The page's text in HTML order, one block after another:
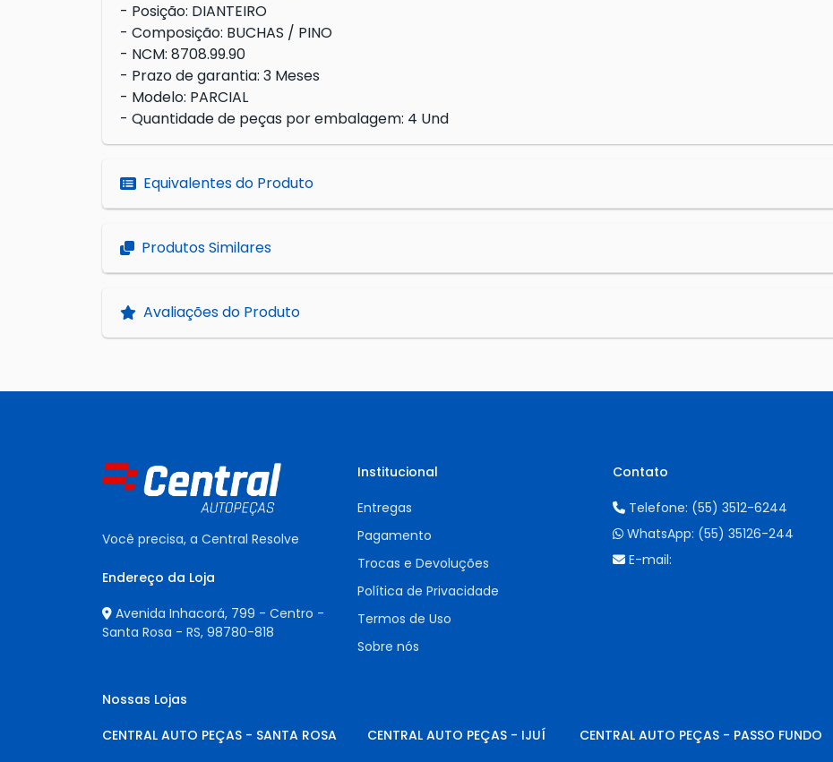
- Posição: DIANTEIRO
- Composição: BUCHAS / PINO
- NCM: 8708.99.90
- Prazo de garantia: 3 Meses
- Modelo: PARCIAL
- Quantidade de peças por embalagem: 4 Und
Equivalentes do Produto
Produtos Similares
Avaliações do Produto
Você precisa, a Central Resolve
Endereço da Loja
Avenida Inhacorá, 799 - Centro -
Santa Rosa - RS, 98780-818
Institucional
Entregas
Pagamento
Trocas e Devoluções
Política de Privacidade
Termos de Uso
Sobre nós
Contato
Telefone: (55) 3512-6244
WhatsApp: (55) 35126-244
E-mail:
Nossas Lojas
CENTRAL AUTO PEÇAS - SANTA ROSA
CENTRAL AUTO PEÇAS - IJUÍ CENTRAL AUTO PEÇAS - PASSO FUNDO